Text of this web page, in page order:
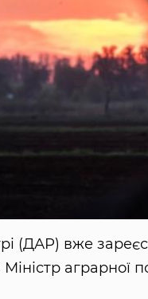
(ДАР) вже
аграрної